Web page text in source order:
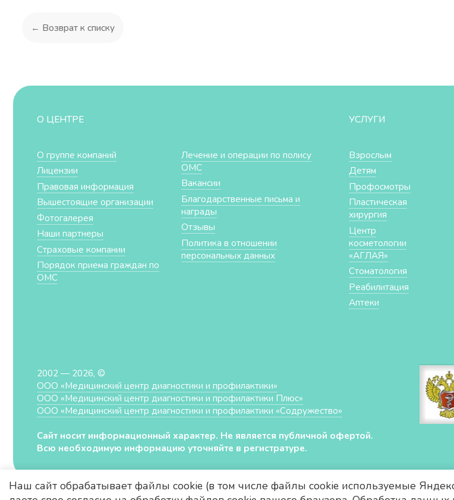
← Возврат к списку
О ЦЕНТРЕ
О группе компаний
Лицензии
Правовая информация
Вышестоящие организации
Фотогалерея
Наши партнеры
Страховые компании
Порядок приема граждан по
ОМС
Лечение и операции по полису
ОМС
Вакансии
Благодарственные письма и
награды
Отзывы
Политика в отношении
персональных данных
УСЛУГИ
Взрослым
Детям
Профосмотры
Пластическая
хирургия
Центр
косметологии
«АГЛАЯ»
Стоматология
Реабилитация
Аптеки
2002 — 2026, ©
ООО «Медицинский центр диагностики и профилактики»
ООО «Медицинский центр диагностики и профилактики Плюс»
ООО «Медицинский центр диагностики и профилактики «Cодружество»
Сайт носит информационный характер. Не является публичной офертой.
Всю необходимую информацию уточняйте в регистратуре.
Наш сайт обрабатывает файлы cookie (в том числе файлы cookie используемые